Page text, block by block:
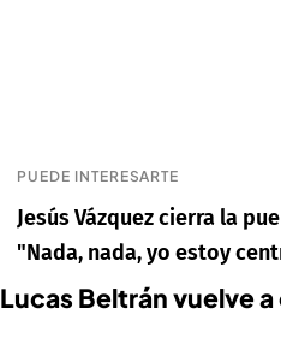
PUEDE INTERESARTE
Jesús Vázquez cierra la
"Nada, nada, yo estoy
Lucas Beltrán vuelve a